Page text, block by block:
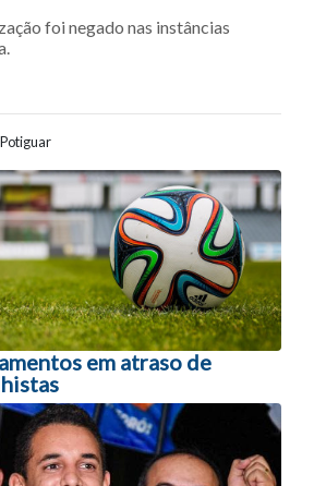
foi negado nas instâncias
entre posts
em atraso de